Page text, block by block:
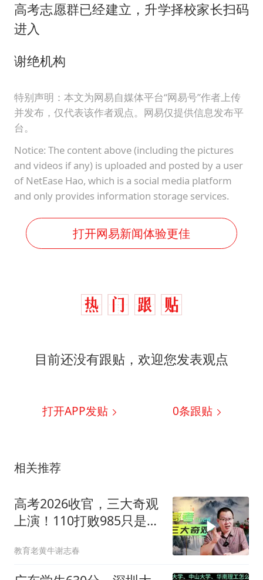
高考志愿群已经建立，升学择校家长扫码
进入
谢绝机构
特别声明：本文为网易自媒体平台“网易号”作者上传
并发布，仅代表该作者观点。网易仅提供信息发布平
台。
Notice: The content above (including the pictures
and videos if any) is uploaded and posted by a user
of NetEase Hao, which is a social media platform
and only provides information storage services.
打开网易新闻体验更佳
目前还没有跟贴，欢迎您发表观点
打开APP发贴 0条跟贴
相关推荐
高考2026收官，三大奇观
上演！110打败985只是其
教育老黄牛谢志春